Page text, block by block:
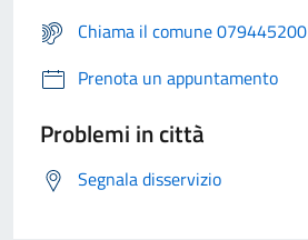
Chiama il comune 079445200
Prenota un appuntamento
Problemi in città
Segnala disservizio